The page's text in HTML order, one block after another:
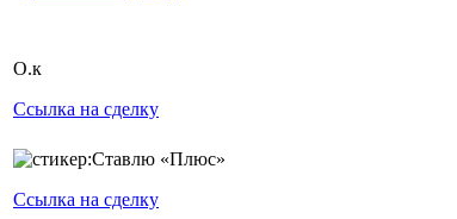
О.к
Ссылка на сделку
Ссылка на сделку